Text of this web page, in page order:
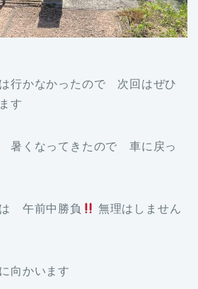
行かなかったので 次回はぜひ
ます
暑くなってきたので 車に戻っ
午前中勝負 無理はしません
向かいます